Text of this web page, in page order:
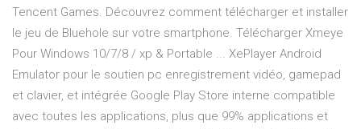
Tencent Games. Découvrez comment télécharger et installer
le jeu de Bluehole sur votre smartphone. Télécharger Xmeye
Pour Windows 10/7/8 / xp & Portable ... XePlayer Android
Emulator pour le soutien pc enregistrement vidéo, gamepad
et clavier, et intégrée Google Play Store interne compatible
avec toutes les applications, plus que 99% applications et